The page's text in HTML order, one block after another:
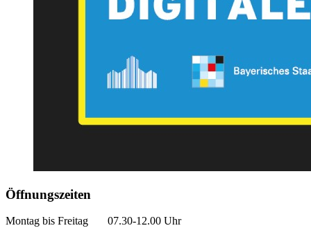
Öffnungszeiten
Montag bis Freitag 07.30-12.00 Uhr